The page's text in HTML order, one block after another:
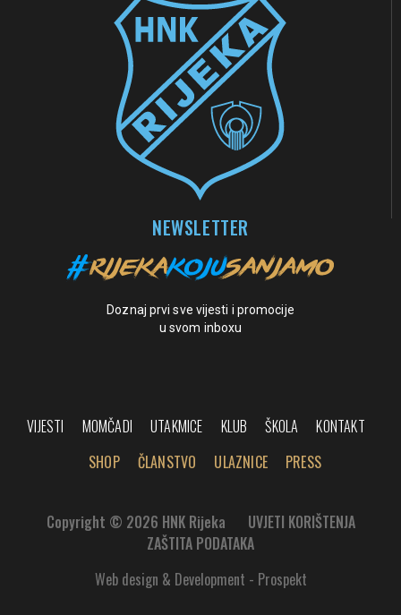
NEWSLETTER
Doznaj prvi sve vijesti i promocije
u svom inboxu
VIJESTI MOMČADI UTAKMICE KLUB ŠKOLA
KONTAKT
SHOP
ČLANSTVO ULAZNICE PRESS
Copyright © 2026 HNK Rijeka
UVJETI KORIŠTENJA
ZAŠTITA PODATAKA
Web design & Development - Prospekt